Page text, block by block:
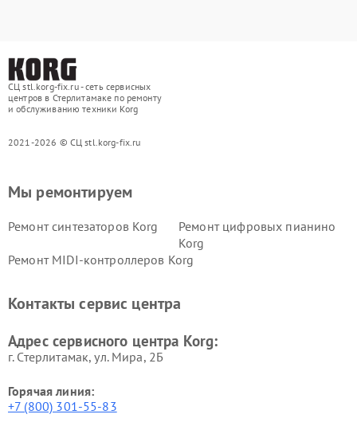
СЦ stl.korg-fix.ru - сеть сервисных
центров в Стерлитамаке по ремонту
и обслуживанию техники Korg
2021-2026 © СЦ stl.korg-fix.ru
Мы ремонтируем
Ремонт синтезаторов Korg
Ремонт цифровых пианино
Korg
Ремонт MIDI-контроллеров Korg
Контакты сервис центра
Адрес сервисного центра Korg:
г. Стерлитамак, ул. Мира, 2Б
Горячая линия:
+7 (800) 301-55-83